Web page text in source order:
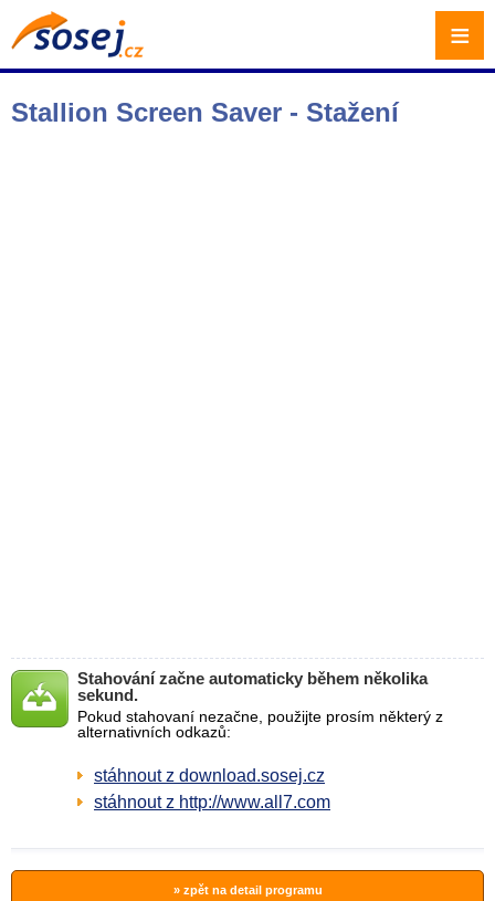
Stallion Screen Saver - Stažení
Stahování začne automaticky během několika
sekund.
Pokud stahovaní nezačne, použijte prosím některý z
alternativních odkazů:
stáhnout z download.sosej.cz
stáhnout z http://www.all7.com
» zpět na detail programu
≡